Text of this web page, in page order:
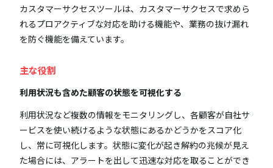
カスタマーサクセスツールは、カスタマーサクセスで求めら
れるプロアクティブな対応を助ける機能や、業務の抜け漏れ
を防ぐ機能を備えています。
主な役割
利用状況も含めた顧客の状態を可視化する
利用状況など複数の情報をモニタリングし、各顧客が自社サ
ービスを使い続けるような状態にあるかどうかをスコア化
し、常に可視化します。状態に変化が起き解約の兆候が見え
た場合には、アラートを出して迅速な対応を取ることができ